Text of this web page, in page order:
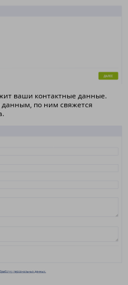
ваши контактные данные.
данным, по ним свяжется